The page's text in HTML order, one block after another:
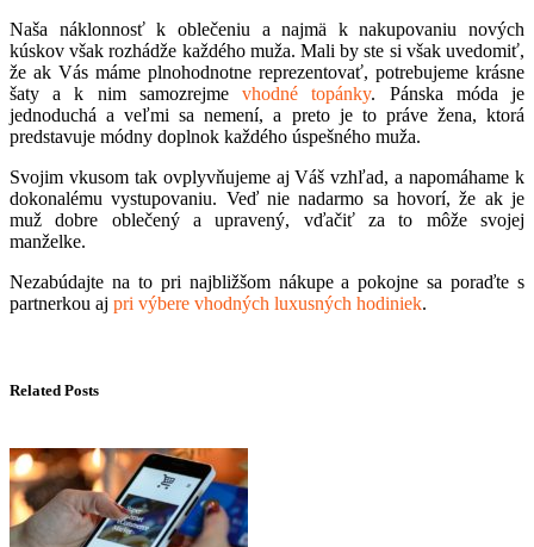
Naša náklonnosť k oblečeniu a najmä k nakupovaniu nových
kúskov však rozhádže každého muža. Mali by ste si však uvedomiť,
že ak Vás máme plnohodnotne reprezentovať, potrebujeme krásne
šaty a k nim samozrejmevhodné topánky. Pánska móda je
jednoduchá a veľmi sa nemení, a preto je to práve žena, ktorá
predstavuje módny doplnok každého úspešného muža.
Svojim vkusom tak ovplyvňujeme aj Váš vzhľad, a napomáhame k
dokonalému vystupovaniu. Veď nie nadarmo sa hovorí, že ak je
muž dobre oblečený a upravený, vďačiť za to môže svojej
manželke.
Nezabúdajte na to pri najbližšom nákupe a pokojne sa poraďte s
partnerkou aj pri výbere vhodných luxusných hodiniek.
Related Posts